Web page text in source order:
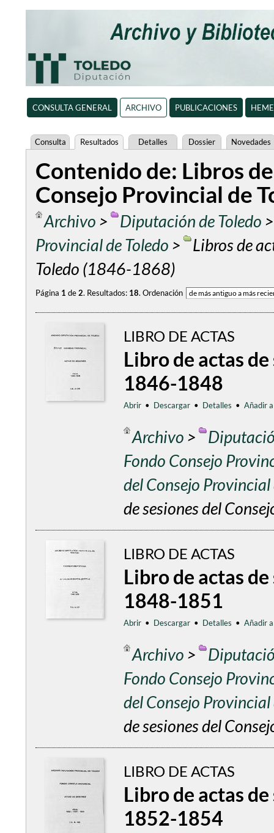
CONSULTA GENERAL ARCHIVO PUBLICACIONES
Consulta Resultados Detalles Dossier Novedades
Contenido de: Libros
Consejo Provincial de
Archivo > Diputación de Toledo
Provincial de Toledo >
Libros de
Toledo (1846-1868)
Página 1 de2. Resultados: 18. Ordenación
LIBRO DE ACTAS
Libro de actas
1846-1848
Abrir • Descargar • Detalles • Añadir
Archivo >
Fondo Consejo
del Consejo
de sesiones del
LIBRO DE ACTAS
Libro de actas
1848-1851
Abrir • Descargar • Detalles • Añadir
Archivo >
Fondo Consejo
del Consejo
de sesiones del
LIBRO DE ACTAS
Libro de actas
1852-1854